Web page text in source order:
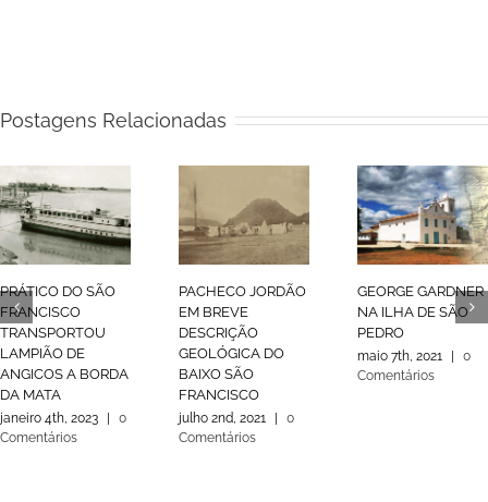
Postagens Relacionadas
PRÁTICO DO SÃO
FRANCISCO
TRANSPORTOU
LAMPIÃO DE
ANGICOS A BORDA
DA MATA
janeiro 4th, 2023
0
Comentários
PACHECO JORDÃO
EM BREVE
DESCRIÇÃO
GEOLÓGICA DO
BAIXO SÃO
FRANCISCO
julho 2nd, 2021
0
Comentários
GEORGE GARDNER
NA ILHA DE SÃO
PEDRO
maio 7th, 2021
0
Comentários